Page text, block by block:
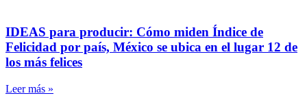
IDEAS para producir: Cómo miden Índice de
Felicidad por país, México se ubica en el lugar 12 de
los más felices
Leer más »